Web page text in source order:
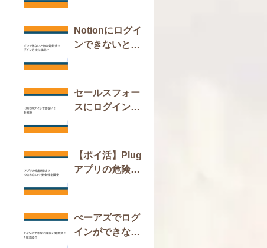
策も紹介
Notionにログイ
ンできないとき
方法はある？
セールスフォー
スにログインで
【ポイ活】Plug
アプリの危険性
い？安全性を調
査
ぺーアズでログ
インができない